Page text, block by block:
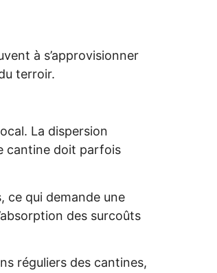
à s’approvisionner
terroir.
La dispersion
cantine doit parfois
ce qui demande une
des surcoûts
réguliers des cantines,